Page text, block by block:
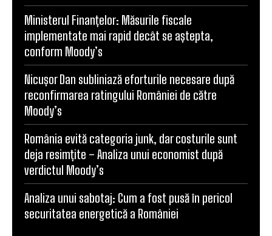
Ministerul Finanțelor: Măsurile fiscale
implementate mai rapid decât se aștepta,
conform Moody’s
Nicușor Dan subliniază eforturile necesare după
reconfirmarea ratingului României de către
Moody’s
România evită categoria junk, dar costurile sunt
deja resimțite – Analiza unui economist după
verdictul Moody’s
Analiza unui sabotaj: Cum a fost pusă în pericol
securitatea energetică a României